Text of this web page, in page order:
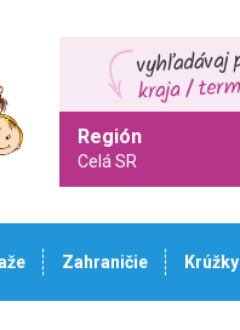
Región
Celá SR
Zahraničie Krúžky